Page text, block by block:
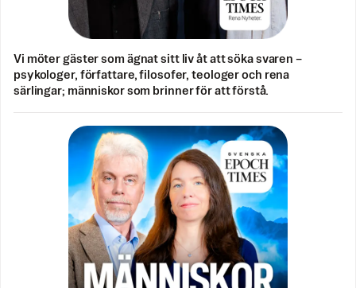
Vi möter gäster som ägnat sitt liv åt att söka svaren –
psykologer, författare, filosofer, teologer och rena
särlingar; människor som brinner för att förstå.